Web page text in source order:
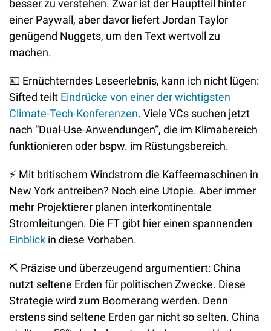
besser zu verstehen. Zwar ist der Hauptteil hinter
einer Paywall, aber davor liefert Jordan Taylor
genügend Nuggets, um den Text wertvoll zu
machen.
💶 Ernüchterndes Leseerlebnis, kann ich nicht lügen:
Sifted teilt Eindrücke von einer der wichtigsten
Climate-Tech-Konferenzen. Viele VCs suchen jetzt
nach “Dual-Use-Anwendungen”, die im Klimabereich
funktionieren oder bspw. im Rüstungsbereich.
⚡ Mit britischem Windstrom die Kaffeemaschinen in
New York antreiben? Noch eine Utopie. Aber immer
mehr Projektierer planen interkontinentale
Einblick in diese Vorhaben.
⛏ Präzise und überzeugend argumentiert: China
nutzt seltene Erden für politischen Zwecke. Diese
Strategie wird zum Boomerang werden. Denn
erstens sind seltene Erden gar nicht so selten. China